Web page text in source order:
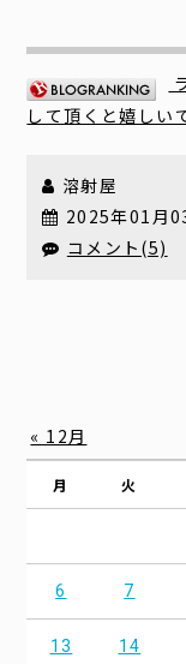
して頂くと嬉しい
溶射屋
2025年01月
コメント(5)
月 火
6 7
13 14
« 12月